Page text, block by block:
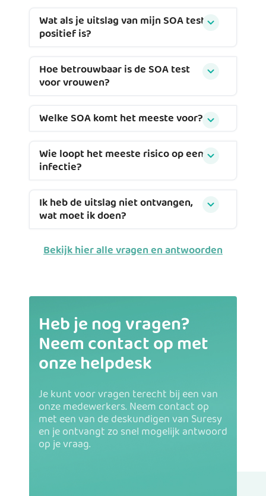
Wat als je uitslag van mijn SOA test
positief is?
Hoe betrouwbaar is de SOA test
voor vrouwen?
Welke SOA komt het meeste voor?
Wie loopt het meeste risico op een
infectie?
Ik heb de uitslag niet ontvangen,
wat moet ik doen?
Bekijk hier alle vragen en antwoorden
Heb je nog vragen?
Neem contact op met
onze helpdesk
Je kunt voor vragen terecht bij een van
onze medewerkers. Neem contact op
met een van de deskundigen van Suresy
en je ontvangt zo snel mogelijk antwoord
op je vraag.